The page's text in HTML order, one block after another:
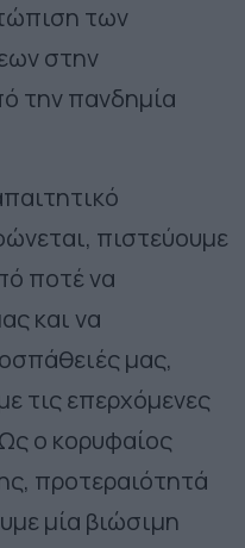
των
στην
την πανδημία
πιστεύουμε
ποτέ να
και να
μας,
τις επερχόμενες
ο κορυφαίος
προτεραιότητά
μία βιώσιμη